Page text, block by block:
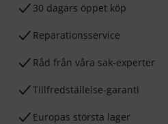
30 dagars öppet köp
Reparationsservice
Råd från våra sak-experter
Tillfredställelse-garanti
Europas största lager